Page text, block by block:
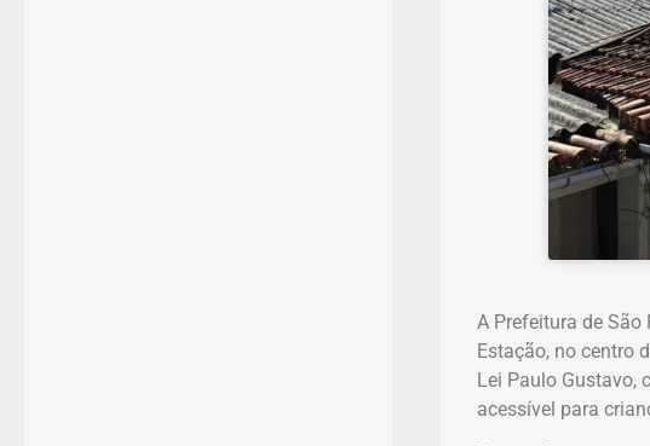
A Prefeitura de São
Estação, no centro
Lei Paulo Gustavo,
acessível para